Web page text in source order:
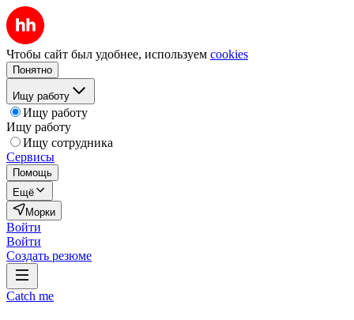
Чтобы сайт был удобнее, используем cookies
Понятно
Ищу работу
Ищу работу
Ищу работу
Ищу сотрудника
Сервисы
Помощь
Ещё
Морки
Войти
Войти
Создать резюме
Catch me